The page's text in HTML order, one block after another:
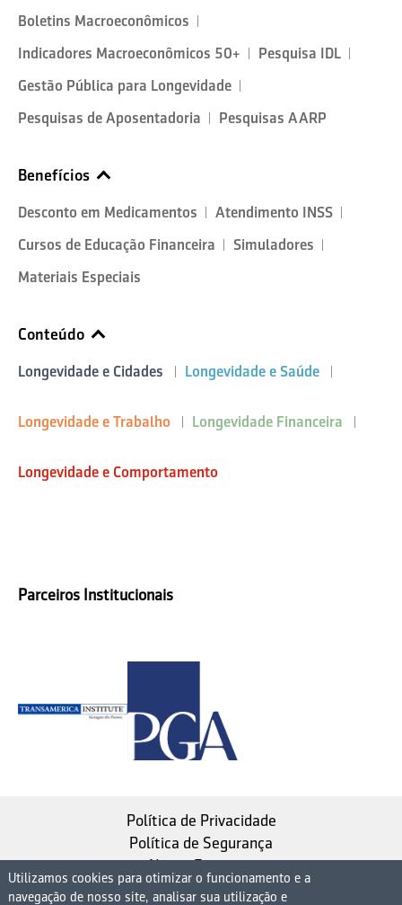
Boletins Macroeconômicos
Indicadores Macroeconômicos 50+
Pesquisa IDL
Gestão Pública para Longevidade
Pesquisas de Aposentadoria
Pesquisas AARP
Benefícios
Desconto em Medicamentos
Atendimento INSS
Cursos de Educação Financeira
Simuladores
Materiais Especiais
Conteúdo
Longevidade e Cidades Longevidade e Saúde
Longevidade e Trabalho Longevidade Financeira
Longevidade e Comportamento
Parceiros Institucionais
Política de Privacidade
Política de Segurança
Nosso Estatuto
Utilizamos cookies para otimizar o funcionamento e a
navegação de nosso site, analisar sua utilização e